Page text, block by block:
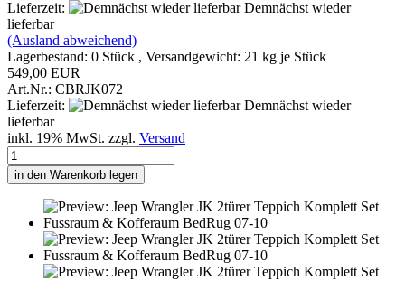
Lieferzeit:
Demnächst wieder
lieferbar
(Ausland abweichend)
Lagerbestand: 0 Stück , Versandgewicht: 21 kg je Stück
549,00 EUR
Art.Nr.: CBRJK072
Lieferzeit:
Demnächst wieder
lieferbar
inkl. 19% MwSt. zzgl. Versand
in den Warenkorb legen